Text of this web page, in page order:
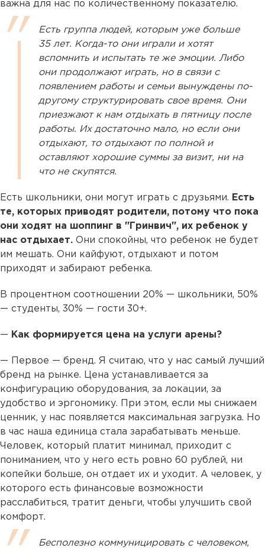
важна для нас по количественному показателю.
Есть группа людей, которым уже больше
35 лет. Когда-то они играли и хотят
вспомнить и испытать те же эмоции. Либо
они продолжают играть, но в связи с
появлением работы и семьи вынуждены по-
другому структурировать свое время. Они
приезжают к нам отдыхать в пятницу после
работы. Их достаточно мало, но если они
отдыхают, то отдыхают по полной и
оставляют хорошие суммы за визит, ни на
что не скупятся.
Есть школьники, они могут играть с друзьями. Есть
те, которых приводят родители, потому что пока
они ходят на шоппинг в "Гринвич", их ребенок у
нас отдыхает. Они спокойны, что ребенок не будет
им мешать. Они кайфуют, отдыхают и потом
приходят и забирают ребенка.
В процентном соотношении 20% — школьники, 50%
— студенты, 30% — гости 30+.
— Как формируется цена на услуги арены?
— Первое — бренд. Я считаю, что у нас самый лучший
бренд на рынке. Цена устанавливается за
конфигурацию оборудования, за локации, за
удобство и эргономику. При этом, если мы снижаем
ценник, у нас появляется максимальная загрузка. Но
в час наша единица стала зарабатывать меньше.
Человек, который платит минимал, приходит с
пониманием, что у него есть ровно 60 рублей, ни
копейки больше, он отдает их и уходит. А человек, у
которого есть финансовые возможности
расслабиться, тратит деньги, чтобы улучшить свой
комфорт.
Бесполезно коммуницировать с человеком,